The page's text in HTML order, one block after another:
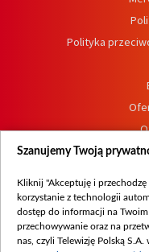
Polityka
Procedura
Szanujemy Twoją
Kliknij "Akceptuję i
korzystanie z technologii
dostęp do informacji na
przechowywanie oraz na
nas, czyli Telewizję Polską S.A.